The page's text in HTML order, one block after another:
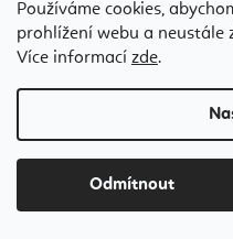
Používáme cookies,
prohlížení webu a neustále
Více informací zde.
Odmítnout
12 cm 8 cm